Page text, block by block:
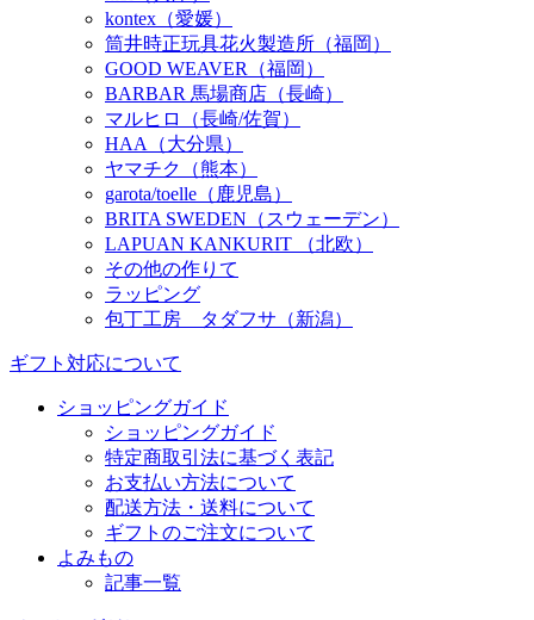
kontex（愛媛）
筒井時正玩具花火製造所（福岡）
GOOD WEAVER（福岡）
BARBAR 馬場商店（長崎）
マルヒロ（長崎/佐賀）
HAA（大分県）
ヤマチク（熊本）
garota/toelle（鹿児島）
BRITA SWEDEN（スウェーデン）
LAPUAN KANKURIT （北欧）
その他の作りて
ラッピング
包丁工房 タダフサ（新潟）
ギフト対応について
ショッピングガイド
ショッピングガイド
特定商取引法に基づく表記
お支払い方法について
配送方法・送料について
ギフトのご注文について
よみもの
記事一覧